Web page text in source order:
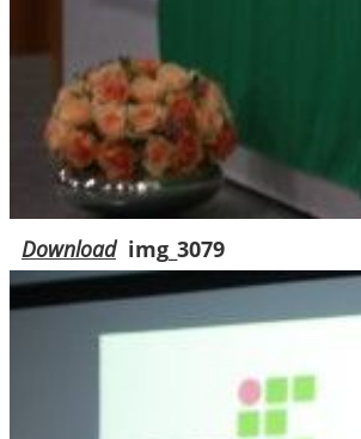
Download img_3079